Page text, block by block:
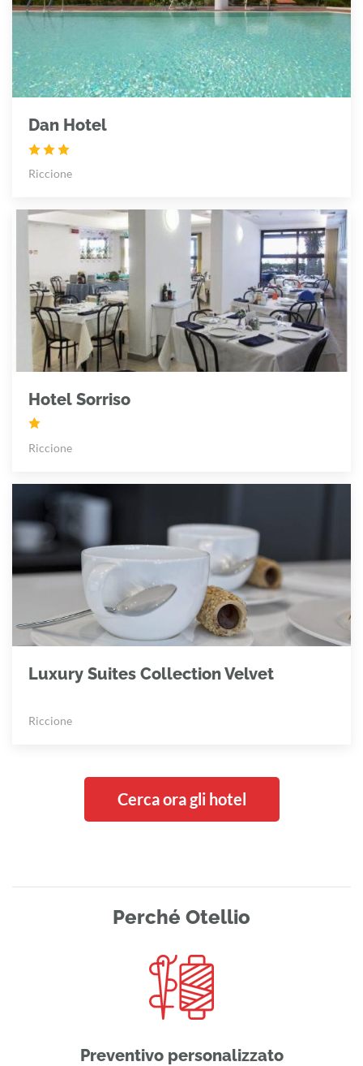
Dan Hotel
Riccione
Hotel Sorriso
Riccione
Luxury Suites Collection Velvet
Riccione
Cerca ora gli hotel
Perché Otellio
Preventivo personalizzato